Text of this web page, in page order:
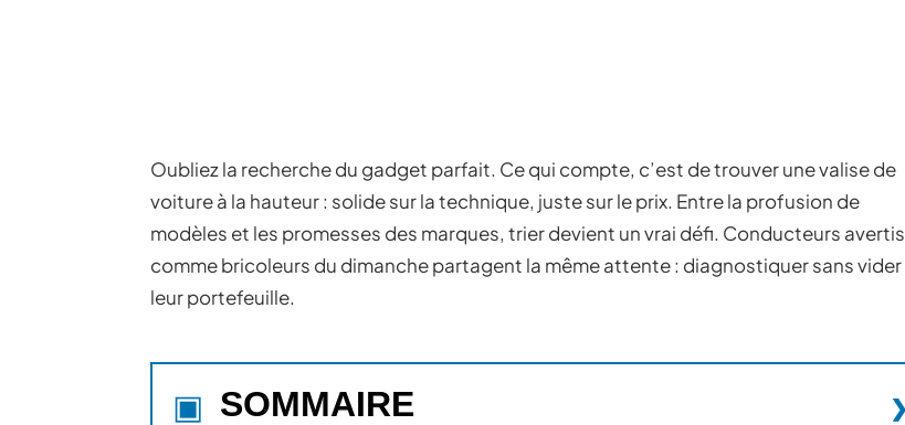
Oubliez la recherche du gadget parfait. Ce qui compte, c’est de trouver une valise de
voiture à la hauteur : solide sur la technique, juste sur le prix. Entre la profusion de
modèles et les promesses des marques, trier devient un vrai défi. Conducteurs avertis
comme bricoleurs du dimanche partagent la même attente : diagnostiquer sans vider
leur portefeuille.
SOMMAIRE